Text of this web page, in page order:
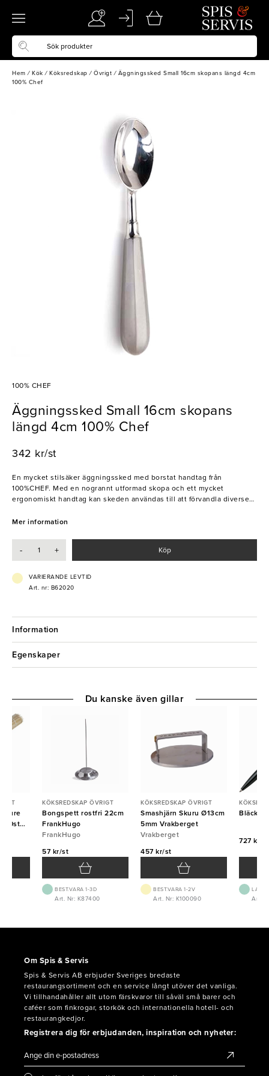
Hem / Kök / Köksredskap / Övrigt / Äggningssked Small 16cm skopans längd 4cm
100% Chef
100% CHEF
Äggningssked Small 16cm skopans
längd 4cm 100% Chef
342 kr/st
En mycket stilsäker äggningssked med borstat handtag från
100%CHEF. Med en nogrannt utformad skopa och ett mycket
ergonomiskt handtag kan skeden användas till att förvandla diverse
dessutom tillverkad av slitstarkt rostfritt stål med hög resistens mot
- Storlek: Small
- Rostfritt stål
Mer information
- + Köp
VARIERANDE LEVTID
Art. nr: B62020
Information
Egenskaper
Pure
KÖKSREDSKAP ÖVRIGT
Bongspett rostfri 22cm
FrankHugo
FrankHugo
57 kr/st
BEST.VARA 1-3D
Art. Nr: K87400
KÖKSREDSKAP ÖVRIGT
Smashjärn Skuru Ø13cm
5mm Vrakberget
Vrakberget
457 kr/st
BEST.VARA 1-2V
Art. Nr: K100090
727 kr/
Art.
Du kanske även gillar
Om Spis & Servis
Spis & Servis AB erbjuder Sveriges bredaste
restaurangsortiment och en service långt utöver det vanliga.
Vi tillhandahåller allt utom färskvaror till såväl små barer och
caféer som finkrogar, storkök och internationella hotell- och
restaurangkedjor.
Registrera dig för erbjudanden, inspiration och nyheter: